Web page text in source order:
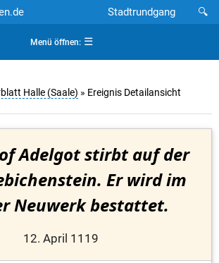
🔍
Stadtrundgang
Menü öffnen:☰
Halle (Saale) » Ereignis Detailansicht
Adelgot stirbt auf der
Er wird im
Neuwerk bestattet.
12. April 1119